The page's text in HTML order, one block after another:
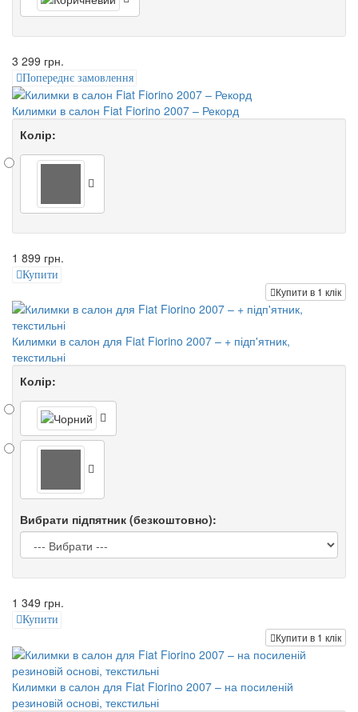
3 299 грн.
Попереднє замовлення
Килимки в салон Fiat Fiorino 2007 – Рекорд
Колір:
1 899 грн.
Купити
Купити в 1 клік
Килимки в салон для Fiat Fiorino 2007 – + підп'ятник,
текстильні
Колір:
Вибрати підпятник (безкоштовно):
1 349 грн.
Купити
Купити в 1 клік
Килимки в салон для Fiat Fiorino 2007 – на посиленій
резиновій основі, текстильні